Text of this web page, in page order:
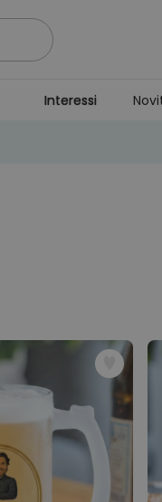
Comprato
più di 21.600
volte
Interessi